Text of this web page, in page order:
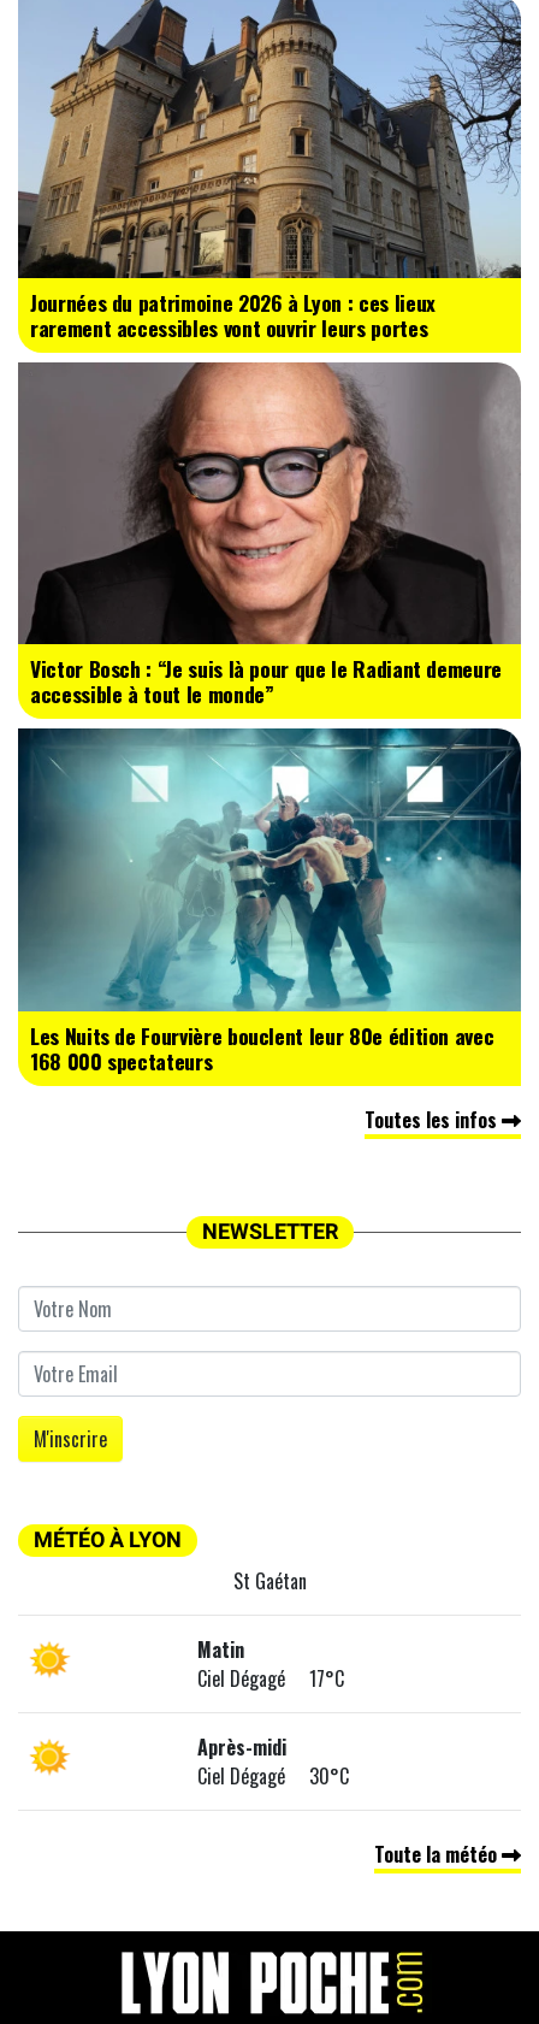
Journées du patrimoine 2026 à Lyon : ces lieux
rarement accessibles vont ouvrir leurs portes
Victor Bosch : “Je suis là pour que le Radiant demeure
accessible à tout le monde”
Les Nuits de Fourvière bouclent leur 80e édition avec
168 000 spectateurs
Toutes les infos
NEWSLETTER
MÉTÉO À LYON
St Gaétan
Matin
Ciel Dégagé 17°C
Après-midi
Ciel Dégagé 30°C
Toute la météo